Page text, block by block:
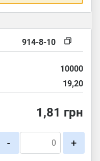
914-8-10
10000
19,20
1,81 грн
- +